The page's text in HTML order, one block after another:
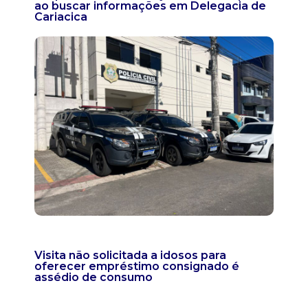
ao buscar informações em Delegacia de
Cariacica
Visita não solicitada a idosos para
oferecer empréstimo consignado é
assédio de consumo